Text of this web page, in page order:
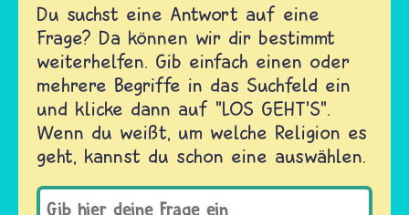
Du suchst eine Antwort auf eine
Frage? Da können wir dir bestimmt
weiterhelfen. Gib einfach einen oder
mehrere Begriffe in das Suchfeld ein
und klicke dann auf "LOS GEHT'S".
Wenn du weißt, um welche Religion es
geht, kannst du schon eine auswählen.